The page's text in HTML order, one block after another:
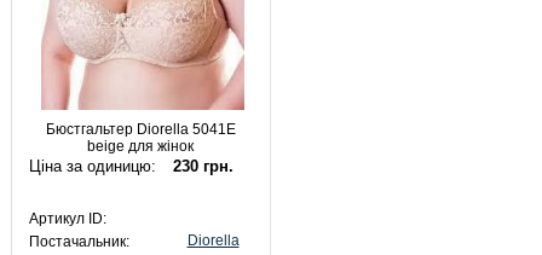
Бюстгальтер Diorella 5041E
beige для жінок
Ціна за одиницю: 230 грн.
Артикул ID:
Постачальник:
Diorella